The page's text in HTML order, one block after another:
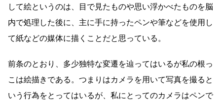
して絵というのは、目で見たものや思い浮かべたものを脳
内で処理した後に、主に手に持ったペンや筆などを使用し
て紙などの媒体に描くことだと思っている。
前条のとおり、多少独特な変遷を辿ってはいるが私の根っ
こは絵描きである。つまりはカメラを用いて写真を撮ると
いう行為をとってはいるが、私にとってのカメラはペンで